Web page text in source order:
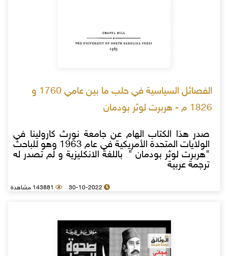
الفصائل السياسية في حلب ما بين عامي 1760 و
1826 م - هربرت لوثر بودمان
صدر هذا الكتاب الهام عن جامعة نورث كارولينا في
الولايات المتحدة الأمريكية في عام 1963 وهو للباحث
"هربرت لوثر بودمان " باللغة الانكليزية و لم تصدر له
ترجمة عربية
30-10-2022 143881 مشاهدة